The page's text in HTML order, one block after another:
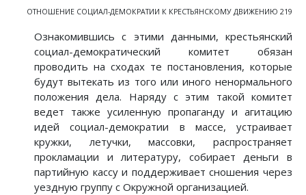
ОТНОШЕНИЕ СОЦИАЛ-ДЕМОКРАТИИ К КРЕСТЬЯНСКОМУ ДВИЖЕНИЮ 219
Ознакомившись с этими данными, крестьянский
социал-демократический комитет обязан
проводить на сходах те постановления, которые
будут вытекать из того или иного ненормального
положения дела. Наряду с этим такой комитет
ведет также усиленную пропаганду и агитацию
идей социал-демократии в массе, устраивает
кружки, летучки, массовки, распространяет
прокламации и литературу, собирает деньги в
партийную кассу и поддерживает сношения через
уездную группу с Окружной организацией.